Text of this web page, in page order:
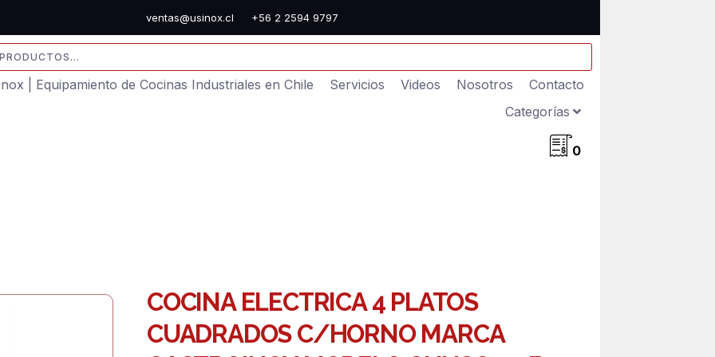
ventas@usinox.cl +56 2 2594 9797
| Equipamiento de Cocinas Industriales en Chile
Servicios Videos Nosotros
Contacto
Categorías
0
COCINA ELECTRICA 4 PLATOS
CUADRADOS C/HORNO MARCA